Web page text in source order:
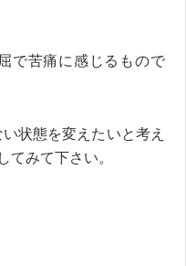
で苦痛に感じるもので
状態を変えたいと考え
みて下さい。